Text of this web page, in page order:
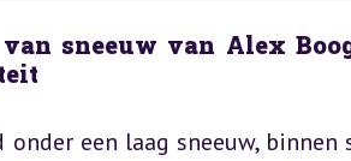
sneeuw van Alex
een laag sneeuw,